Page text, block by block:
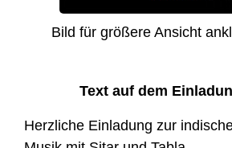
Bild für größere Ansicht
Text auf dem
Herzliche Einladung zur